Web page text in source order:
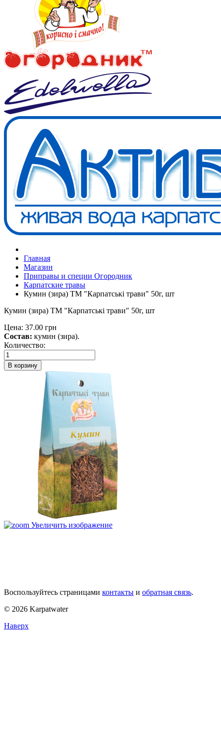
Главная
Магазин
Приправы и специи Огородник
Карпатские травы
Кумин (зира) ТМ "Карпатські трави" 50г, шт
Кумин (зира) ТМ "Карпатські трави" 50г, шт
Цена: 37.00 грн
Состав: кумин (зира).
Количество:
В корзину
Увеличить изображение
Воспользуйтесь страницами контакты и обратная связь.
© 2026 Karpatwater
Наверх